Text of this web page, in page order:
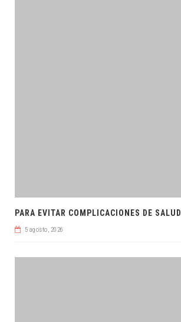
PARA EVITAR COMPLICACIONES DE SALUD
5 agosto, 2026